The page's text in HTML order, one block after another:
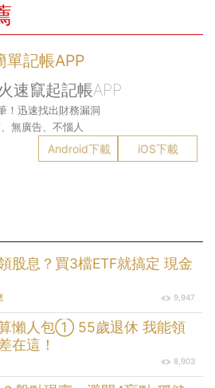
單記帳APP
速竄起記帳APP
！迅速找出財務漏洞
無廣告、不惱人
Android下載 iOS下載
股息？買3檔ETF就搞定 現金
9,947
懶人包① 55歲退休 我能領
在這！
8,903